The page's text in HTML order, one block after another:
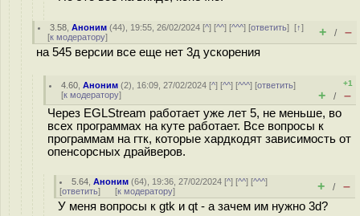
3.58 ,Аноним (44), 19:55, 26/02/2024 [^] [^^] [^^^] [ответить][↑]
[к модератору] + / –
на 545 версии все еще нет 3д ускорения
4.60 ,Аноним (2), 16:09, 27/02/2024 [^] [^^] [^^^] [ответить]
[к модератору]
+1
+ / –
Через EGLStream работает уже лет 5, не меньше, во
всех программах на куте работает. Все вопросы к
программам на гтк, которые хардкодят зависимость от
опенсорсных драйверов.
5.64 ,Аноним (64), 19:36, 27/02/2024 [^] [^^] [^^^]
[ответить] [к модератору] + / –
У меня вопросы к gtk и qt - а зачем им нужно 3d?